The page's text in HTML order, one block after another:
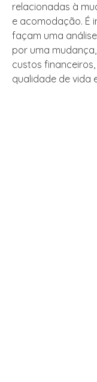
relacionadas à
e acomodação. É
façam uma
por uma
custos
qualidade de vida